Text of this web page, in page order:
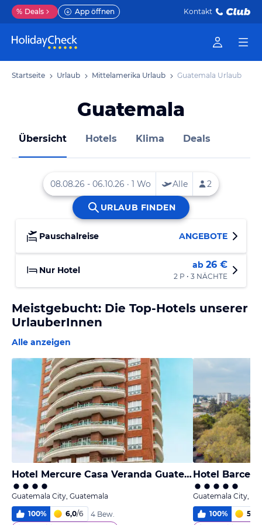
% Deals App öffnen Kontakt
Startseite Urlaub Mittelamerika Urlaub Guatemala Urlaub
Guatemala
Übersicht Hotels Klima Deals
Pauschalreise ANGEBOTE
Nur Hotel ab 26 €
2 P • 3 NÄCHTE
Meistgebucht: Die Top-Hotels unserer
UrlauberInnen
Alle anzeigen
Hotel Mercure Casa Veranda Guatemala
Guatemala City, Guatemala
100% 6,0/6
4 Bew.
Hotel
Guatemala City,
100% 5,6